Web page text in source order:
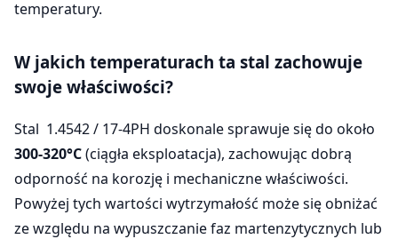
temperatury.
W jakich temperaturach ta stal zachowuje
swoje właściwości?
Stal 1.4542 / 17-4PH doskonale sprawuje się do około
300-320°C(ciągła eksploatacja), zachowując dobrą
odporność na korozję i mechaniczne właściwości.
Powyżej tych wartości wytrzymałość może się obniżać
ze względu na wypuszczanie faz martenzytycznych lub